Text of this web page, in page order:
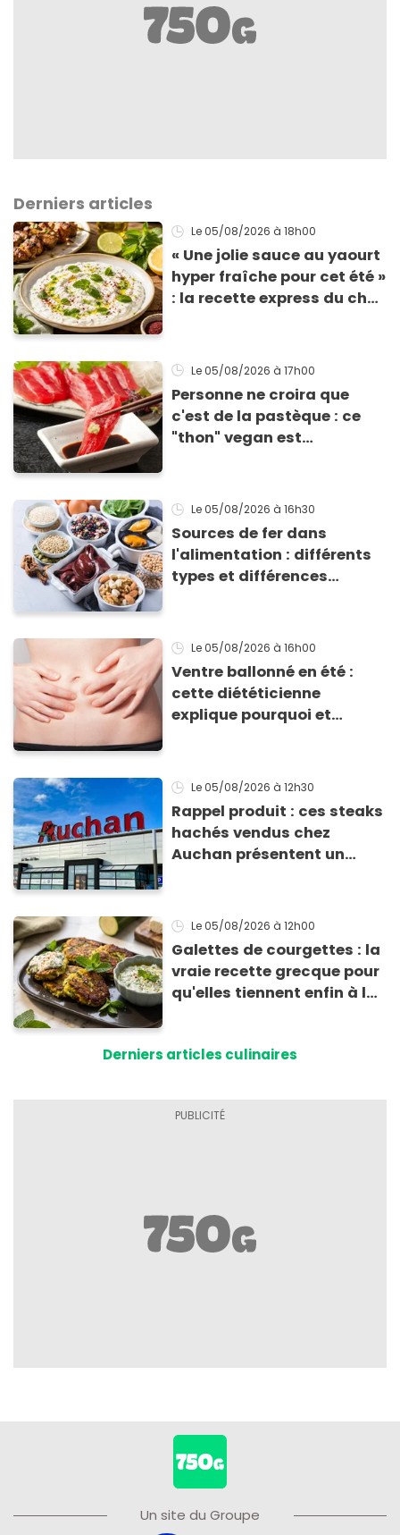
Derniers articles
Le 05/08/2026 à 18h00
« Une jolie sauce au yaourt
hyper fraîche pour cet été »
: la recette express du chef
grillades
Le 05/08/2026 à 17h00
Personne ne croira que
c'est de la pastèque : ce
"thon" vegan est
Le 05/08/2026 à 16h30
Sources de fer dans
l'alimentation : différents
types et différences
Le 05/08/2026 à 16h00
Ventre ballonné en été :
cette diététicienne
explique pourquoi et
Le 05/08/2026 à 12h30
Rappel produit : ces steaks
hachés vendus chez
Auchan présentent un
Le 05/08/2026 à 12h00
Galettes de courgettes : la
vraie recette grecque pour
qu'elles tiennent enfin à la
Derniers articles culinaires
Un site du Groupe